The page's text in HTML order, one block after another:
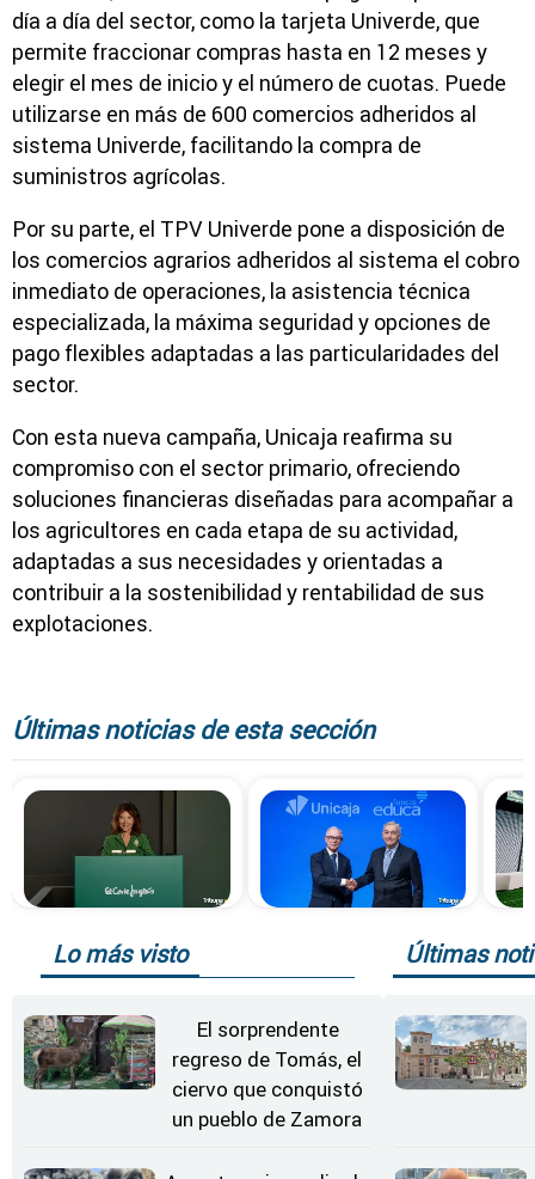
día a día del sector, como la tarjeta Univerde, que
permite fraccionar compras hasta en 12 meses y
elegir el mes de inicio y el número de cuotas. Puede
utilizarse en más de 600 comercios adheridos al
sistema Univerde, facilitando la compra de
suministros agrícolas.
Por su parte, el TPV Univerde pone a disposición de
los comercios agrarios adheridos al sistema el cobro
inmediato de operaciones, la asistencia técnica
especializada, la máxima seguridad y opciones de
pago flexibles adaptadas a las particularidades del
sector.
Con esta nueva campaña, Unicaja reafirma su
compromiso con el sector primario, ofreciendo
soluciones financieras diseñadas para acompañar a
los agricultores en cada etapa de su actividad,
adaptadas a sus necesidades y orientadas a
contribuir a la sostenibilidad y rentabilidad de sus
explotaciones.
Últimas noticias de esta sección
Lo más visto
El sorprendente
regreso de Tomás, el
ciervo que conquistó
un pueblo de Zamora
Últimas